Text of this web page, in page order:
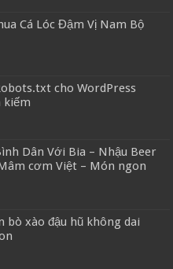
Cá Lóc Đậm Vị Nam Bộ
cho WordPress
kiếm
Dân Với Bia – Nhậu Beer
cơm Việt – Món ngon
bò xào đậu hũ không dai